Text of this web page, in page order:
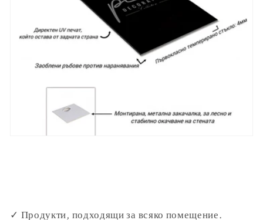
✓ Продукти, подходящи за всяко помещение.